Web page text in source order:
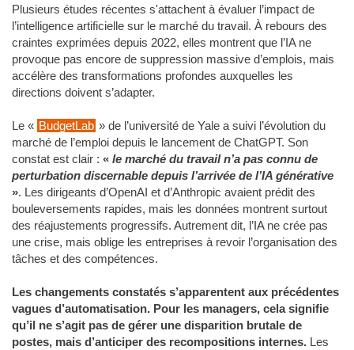
Plusieurs études récentes s'attachent à évaluer l’impact de
l’intelligence artificielle sur le marché du travail. À rebours des
craintes exprimées depuis 2022, elles montrent que l’IA ne
provoque pas encore de suppression massive d’emplois, mais
accélère des transformations profondes auxquelles les
directions doivent s’adapter.
Le « BudgetLab » de l’université de Yale a suivi l’évolution du
marché de l’emploi depuis le lancement de ChatGPT. Son
constat est clair : « le marché du travail n’a pas connu de
perturbation discernable depuis l’arrivée de l’IA générative
». Les dirigeants d’OpenAI et d’Anthropic avaient prédit des
bouleversements rapides, mais les données montrent surtout
des réajustements progressifs. Autrement dit, l’IA ne crée pas
une crise, mais oblige les entreprises à revoir l’organisation des
tâches et des compétences.
Les changements constatés s’apparentent aux précédentes
vagues d’automatisation. Pour les managers, cela signifie
qu’il ne s’agit pas de gérer une disparition brutale de
postes, mais d’anticiper des recompositions internes. Les